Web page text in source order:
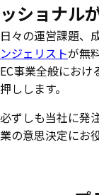
ッショナル
日々の運営課題、
ンジェリストが無
EC事業全般にお
押しします。
必ずしも当社に発
業の意思決定にお